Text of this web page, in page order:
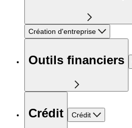
Création d'entreprise
Outils financiers
Crédit Crédit